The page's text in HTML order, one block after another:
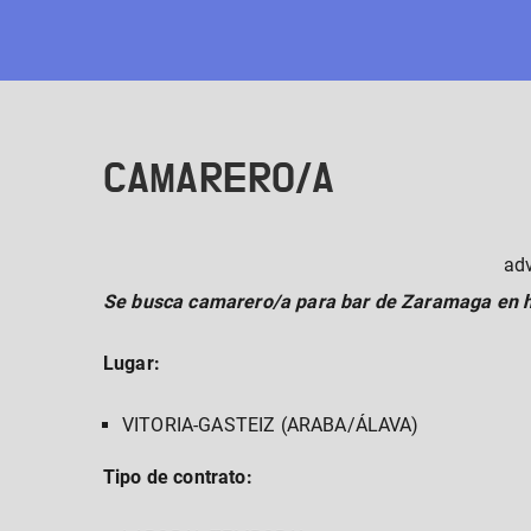
content
CAMARERO/A
Se busca camarero/a para bar de Zaramaga en
Lugar:
VITORIA-GASTEIZ (ARABA/ÁLAVA)
Tipo de contrato: